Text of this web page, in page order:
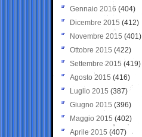
Gennaio 2016 (404)
Dicembre 2015 (412)
Novembre 2015 (401)
Ottobre 2015 (422)
Settembre 2015 (419)
Agosto 2015 (416)
Luglio 2015 (387)
Giugno 2015 (396)
Maggio 2015 (402)
Aprile 2015 (407)